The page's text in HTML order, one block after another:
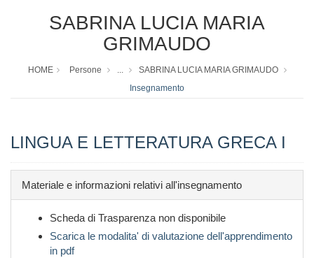
SABRINA LUCIA MARIA
GRIMAUDO
HOME Persone ...
SABRINA LUCIA MARIA GRIMAUDO
Insegnamento
LINGUA E LETTERATURA GRECA I
Materiale e informazioni relativi all'insegnamento
Scheda di Trasparenza non disponibile
Scarica le modalita' di valutazione dell'apprendimento
in pdf